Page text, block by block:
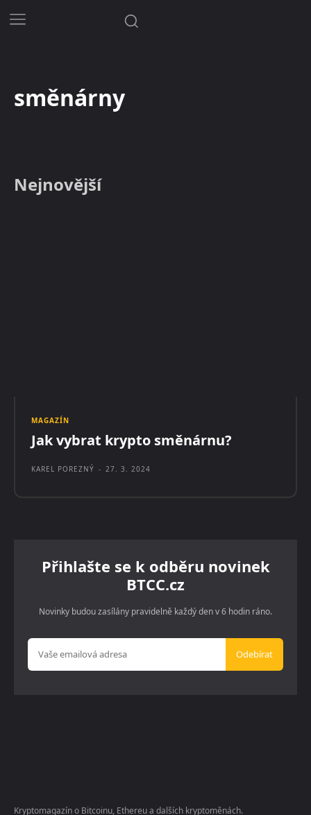
směnárny
Nejnovější
MAGAZÍN
Jak vybrat krypto směnárnu?
KAREL POREZNÝ - 27. 3. 2024
Přihlašte se k odběru novinek
BTCC.cz
Novinky budou zasílány pravidelně každý den v 6 hodin ráno.
Odebírat
Kryptomagazín o Bitcoinu, Ethereu a dalších kryptoměnách.